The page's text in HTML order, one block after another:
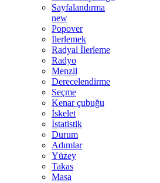
Sayfalandırma
new
Popover
İlerlemek
Radyal İlerleme
Radyo
Menzil
Derecelendirme
Seçme
Kenar çubuğu
İskelet
İstatistik
Durum
Adımlar
Yüzey
Takas
Masa